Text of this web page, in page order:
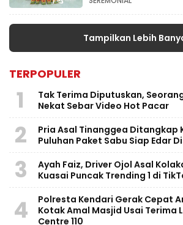
Tampilkan Lebih
TERPOPULER
1
Tak Terima Diputuskan,
Nekat Sebar Video Hot Pacar
2
Pria Asal Tinanggea Ditangkap
Puluhan Paket Sabu Siap Edar
3
Ayah Faiz, Driver Ojol Asal
Kuasai Puncak Trending 1 di
4
Polresta Kendari Gerak Cepat
Kotak Amal Masjid Usai Terima
Centre 110